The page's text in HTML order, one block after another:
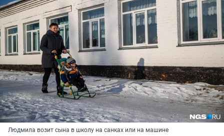
Людмила возит сына в школу на санках или на машине